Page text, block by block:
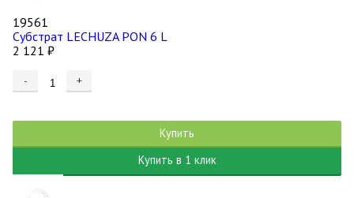
19561
Субстрат LECHUZA PON 6 L
2 121 ₽
- +
Купить
Купить в 1 клик